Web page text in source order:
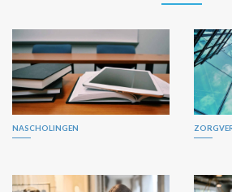
NASCHOLINGEN